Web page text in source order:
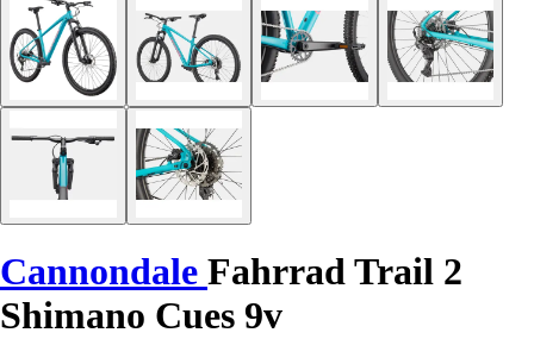
Cannondale Fahrrad Trail 2
Shimano Cues 9v